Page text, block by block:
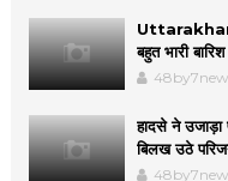
बहुत भारी
हादसे ने
बिलख उठे